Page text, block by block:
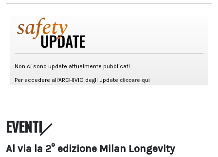
EVENTI
Al via la 2° edizione Milan Longevity